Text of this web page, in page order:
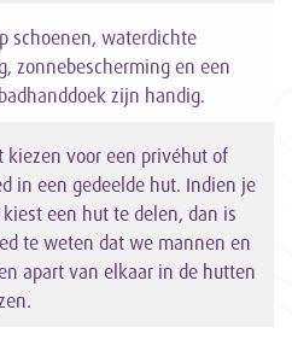
schoenen, waterdichte
zonnebescherming en een
zijn handig.
kiezen voor een privéhut of
in een gedeelde hut. Indien je
een hut te delen, dan is
te weten dat we mannen en
apart van elkaar in de hutten